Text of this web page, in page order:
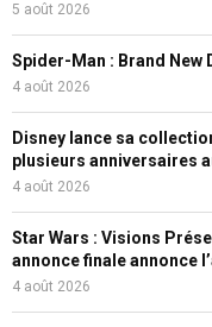
5 août 2026
Spider-Man : Brand
4 août 2026
Disney lance sa
plusieurs anniversaires
4 août 2026
Star Wars : Visions
annonce finale annonce
4 août 2026